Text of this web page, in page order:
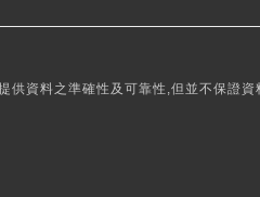
資料之準確性及可靠性,但並不保證